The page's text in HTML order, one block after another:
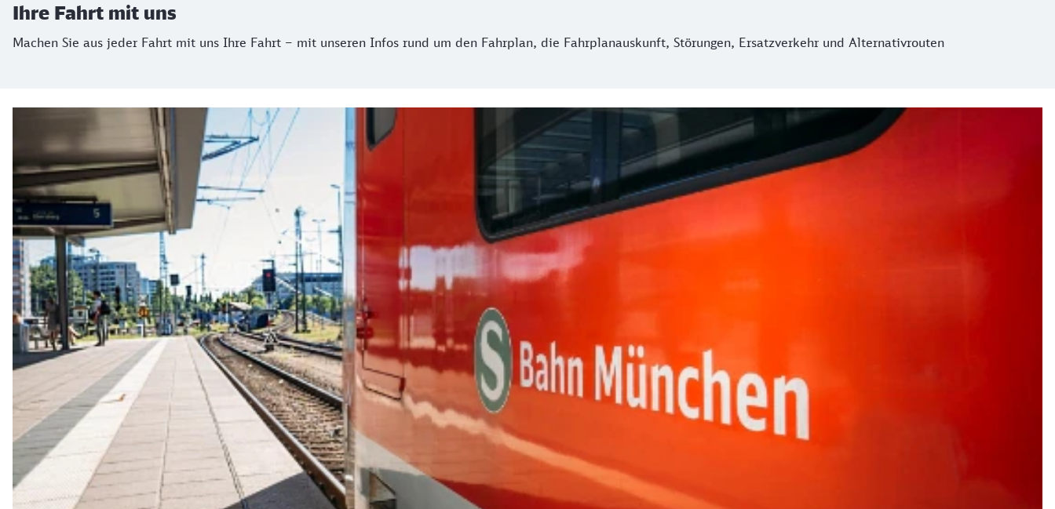
Ihre Fahrt mit uns
Machen Sie aus jeder Fahrt mit uns Ihre Fahrt – mit unseren Infos rund um den Fahrplan, die Fahrplanauskunft, Störungen, Ersatzverkehr und Alternativrouten